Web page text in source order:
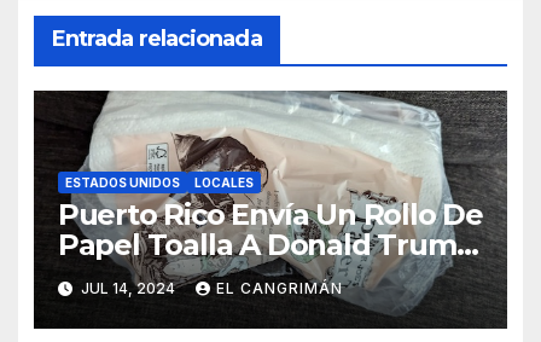
Entrada relacionada
ESTADOS UNIDOS LOCALES
Puerto Rico Envía Un Rollo De
Papel Toalla A Donald Trump
Pa’ Que Use Las Hojas De
Curita
JUL 14, 2024 EL CANGRIMÁN